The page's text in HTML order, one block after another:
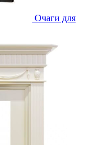
Очаги для